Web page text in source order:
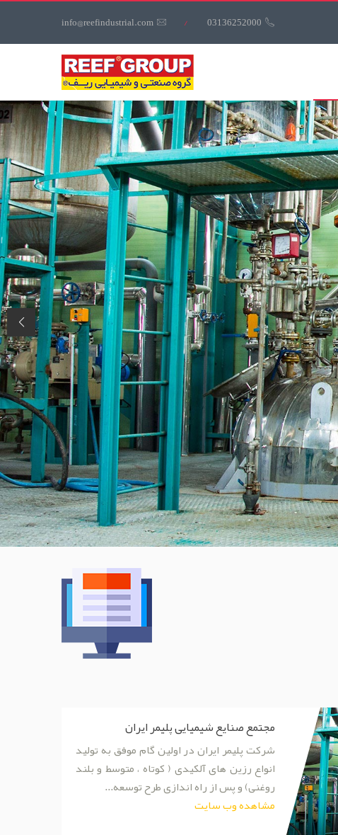
info@reefindustrial.com / 03136252000
منوی
کاربریگروه
صنعتي
و
شيميايي
ريف
مجتمع صنایع شیمیایی پلیمر ایران
شرکت پلیمر ایران در اولین گام موفق به تولید
انواع رزین های آلکیدی ( کوتاه ، متوسط و بلند
روغنی) و پس از راه اندازی طرح توسعه...
مشاهده وب سایت